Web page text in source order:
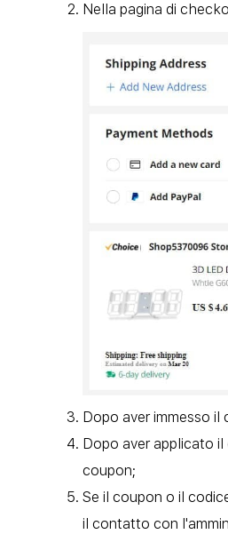
Nella pagina di
Dopo aver immesso
Dopo aver applicato
coupon;
Se il coupon o il
il contatto con